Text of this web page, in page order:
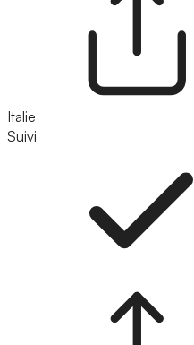
Italie
Suivi